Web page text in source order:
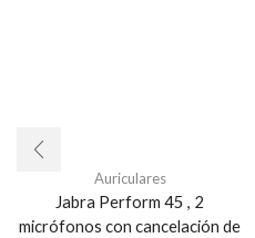
Auriculares
Jabra Perform 45 , 2
micrófonos con cancelación de